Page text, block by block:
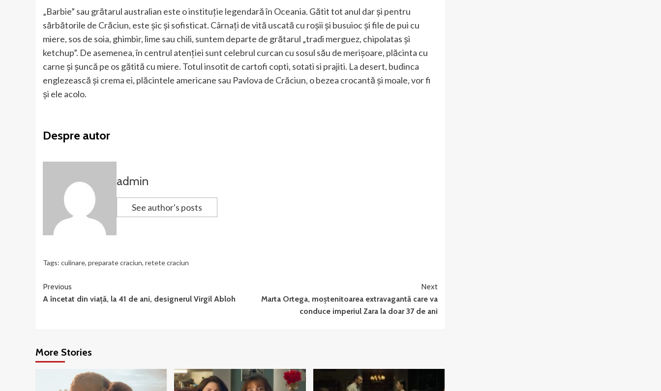
„Barbie” sau grătarul australian este o instituție legendară în Oceania. Gătit tot anul dar și pentru
sărbătorile de Crăciun, este șic și sofisticat. Cârnați de vită uscată cu roșii și busuioc și file de pui cu
miere, sos de soia, ghimbir, lime sau chili, suntem departe de grătarul „tradi merguez, chipolatas și
ketchup”. De asemenea, în centrul atenției sunt celebrul curcan cu sosul său de merișoare, plăcinta cu
carne și șuncă pe os gătită cu miere. Totul insotit de cartofi copti, sotati si prajiti. La desert, budinca
englezească și crema ei, plăcintele americane sau Pavlova de Crăciun, o bezea crocantă și moale, vor fi
și ele acolo.
Despre autor
admin
See author's posts
Tags: culinare, preparate craciun, retete craciun
Continue
Reading
Previous
A încetat din viaţă, la 41 de ani, designerul Virgil Abloh
Next
Marta Ortega, moștenitoarea extravagantă care va
conduce imperiul Zara la doar 37 de ani
More Stories